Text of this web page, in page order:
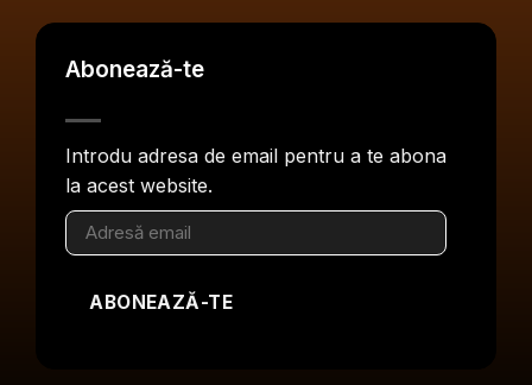
Abonează-te
Introdu adresa de email pentru a te abona
la acest website.
Adresă
email
ABONEAZĂ-TE